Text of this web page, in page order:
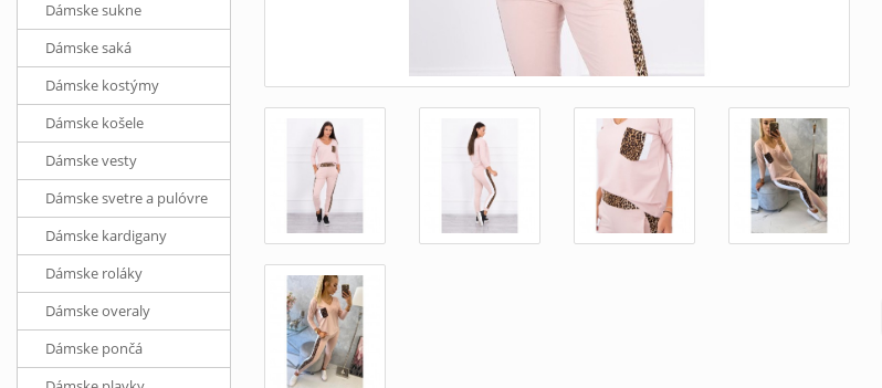
Dámske sukne
Dámske saká
Dámske kostýmy
Dámske košele
Dámske vesty
Dámske svetre a pulóvre
Dámske kardigany
Dámske roláky
Dámske overaly
Dámske pončá